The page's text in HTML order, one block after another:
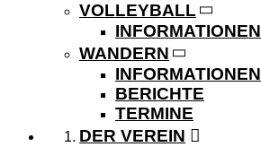
VOLLEYBALL
INFORMATIONEN
WANDERN
INFORMATIONEN
BERICHTE
TERMINE
DER VEREIN